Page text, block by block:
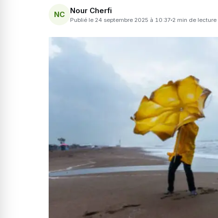
NC Nour Cherfi
Publié le 24 septembre 2025 à 10:37 2 min de lecture